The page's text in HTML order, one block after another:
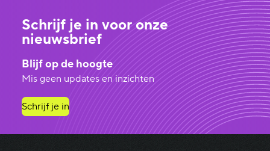
Schrijf je in voor onze
nieuwsbrief
Blijf op de hoogte
Mis geen updates en inzichten
Schrijf je in